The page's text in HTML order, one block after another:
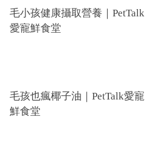
毛小孩健康攝取營養｜PetTalk
愛寵鮮食堂
毛孩也瘋椰子油｜PetTalk愛寵
鮮食堂